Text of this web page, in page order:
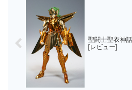
聖闘士聖衣神
[レビュー]